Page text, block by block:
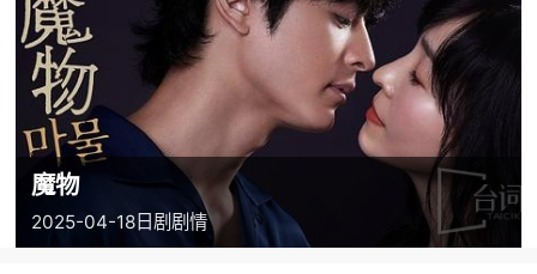
魔物
2025-04-18日剧 剧情